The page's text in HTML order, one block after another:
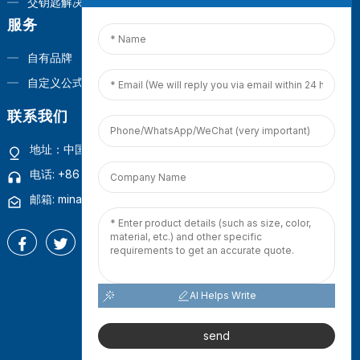
服务
自有品牌
自定义公式
联系我们
地址：中国福建省厦门市观音山商业营运中心1号楼4楼
电话: +86 18965423693
邮箱: mina.cao@foxmail.com
版权所有 © 2025 百得宝（厦门）有限公司
AI Helps Write
send